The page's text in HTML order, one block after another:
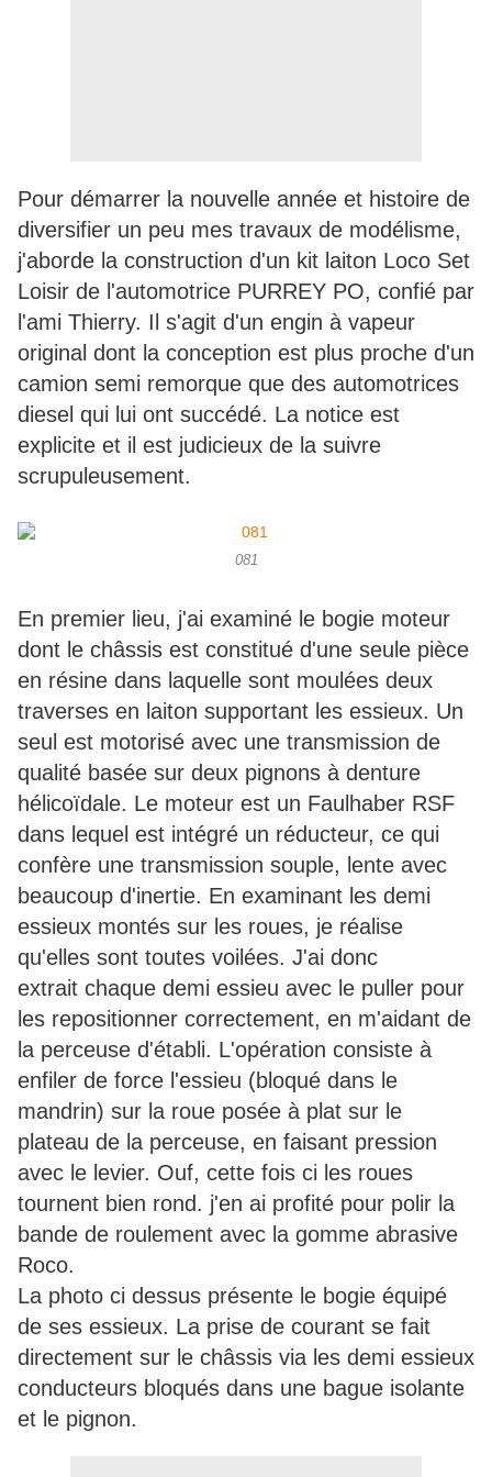
Pour démarrer la nouvelle année et histoire de
diversifier un peu mes travaux de modélisme,
j'aborde la construction d'un kit laiton Loco Set
Loisir de l'automotrice PURREY PO, confié par
l'ami Thierry. Il s'agit d'un engin à vapeur
original dont la conception est plus proche d'un
camion semi remorque que des automotrices
diesel qui lui ont succédé. La notice est
explicite et il est judicieux de la suivre
scrupuleusement.
081
En premier lieu, j'ai examiné le bogie moteur
dont le châssis est constitué d'une seule pièce
en résine dans laquelle sont moulées deux
traverses en laiton supportant les essieux. Un
seul est motorisé avec une transmission de
qualité basée sur deux pignons à denture
hélicoïdale. Le moteur est un Faulhaber RSF
dans lequel est intégré un réducteur, ce qui
confère une transmission souple, lente avec
beaucoup d'inertie. En examinant les demi
essieux montés sur les roues, je réalise
qu'elles sont toutes voilées. J'ai donc
extrait chaque demi essieu avec le puller pour
les repositionner correctement, en m'aidant de
la perceuse d'établi. L'opération consiste à
enfiler de force l'essieu (bloqué dans le
mandrin) sur la roue posée à plat sur le
plateau de la perceuse, en faisant pression
avec le levier. Ouf, cette fois ci les roues
tournent bien rond. j'en ai profité pour polir la
bande de roulement avec la gomme abrasive
Roco.
La photo ci dessus présente le bogie équipé
de ses essieux. La prise de courant se fait
directement sur le châssis via les demi essieux
conducteurs bloqués dans une bague isolante
et le pignon.